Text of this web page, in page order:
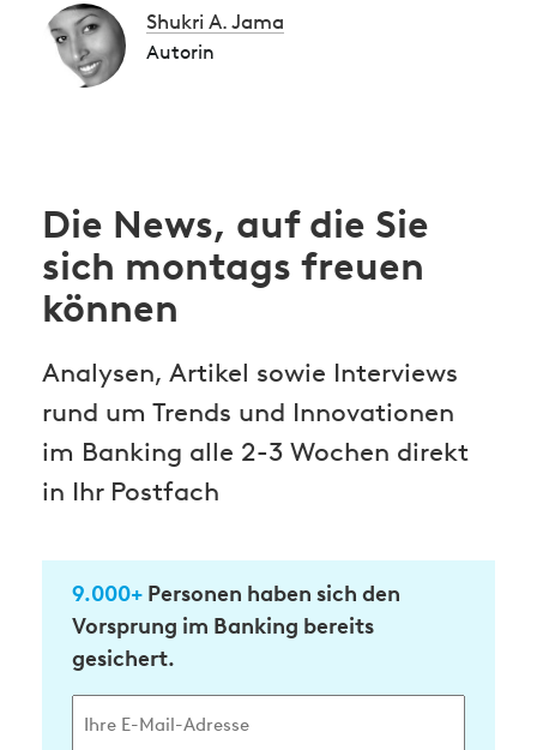
Shukri A. Jama
Autorin
Die News, auf die Sie
sich montags freuen
können
Analysen, Artikel sowie Interviews
rund um Trends und Innovationen
im Banking alle 2-3 Wochen direkt
in Ihr Postfach
9.000+ Personen haben sich den
Vorsprung im Banking bereits
gesichert.